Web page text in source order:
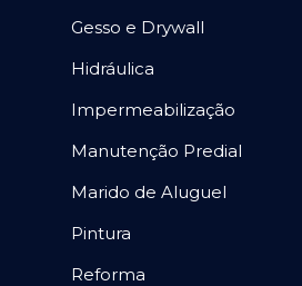
Gesso e Drywall
Hidráulica
Impermeabilização
Manutenção Predial
Marido de Aluguel
Pintura
Reforma